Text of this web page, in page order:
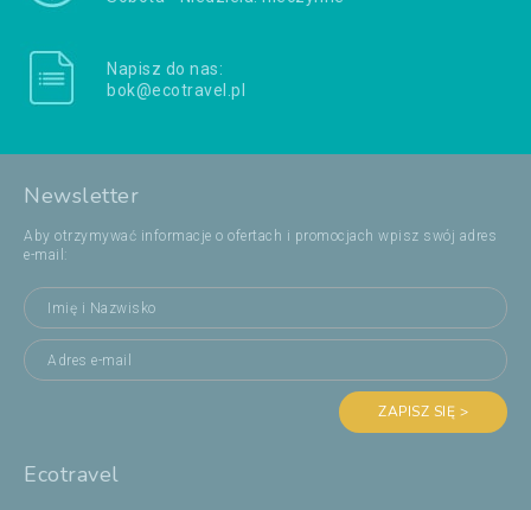
Napisz do nas:
bok@ecotravel.pl
Newsletter
Aby otrzymywać informacje o ofertach i promocjach wpisz swój adres
e-mail:
ZAPISZ SIĘ >
Ecotravel